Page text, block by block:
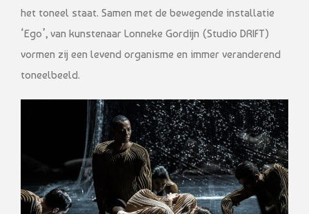
het toneel staat. Samen met de bewegende installatie
‘Ego’, van kunstenaar Lonneke Gordijn (Studio DRIFT)
vormen zij een levend organisme en immer veranderend
toneelbeeld.